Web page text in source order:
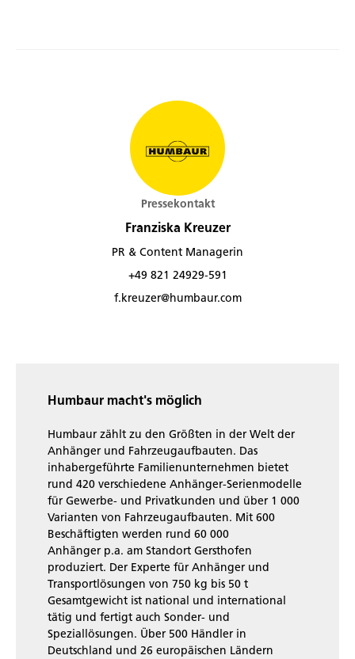
Pressekontakt
Franziska Kreuzer
PR & Content Managerin
+49 821 24929-591
f.kreuzer@humbaur.com
Humbaur macht's möglich
Humbaur zählt zu den Größten in der Welt der
Anhänger und Fahrzeugaufbauten. Das
inhabergeführte Familienunternehmen bietet
rund 420 verschiedene Anhänger-Serienmodelle
für Gewerbe- und Privatkunden und über 1 000
Varianten von Fahrzeugaufbauten. Mit 600
Beschäftigten werden rund 60 000
Anhänger p.a. am Standort Gersthofen
produziert. Der Experte für Anhänger und
Transportlösungen von 750 kg bis 50 t
Gesamtgewicht ist national und international
tätig und fertigt auch Sonder- und
Speziallösungen. Über 500 Händler in
Deutschland und 26 europäischen Ländern